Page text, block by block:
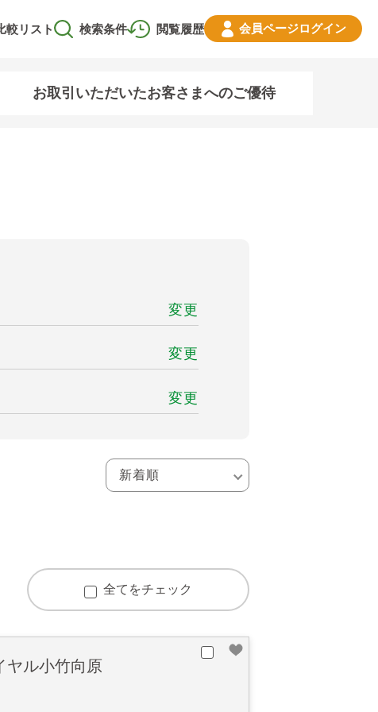
閲覧履歴
較リスト 検索条件 会員ページログイン
お取引いただいたお客さまへのご優待
変更
変更
変更
全てをチェック
ル小竹向原